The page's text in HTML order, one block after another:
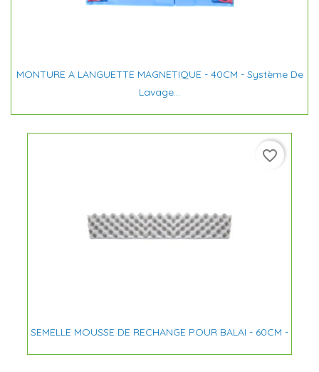
MONTURE A LANGUETTE MAGNETIQUE - 40CM - Système De
Lavage...
SEMELLE MOUSSE DE RECHANGE POUR BALAI - 60CM -
favorite_border